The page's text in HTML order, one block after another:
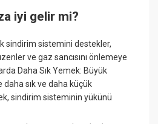
iyi gelir mi?
sindirim sistemini destekler,
ve gaz sancısını önlemeye
Daha Sık Yemek: Büyük
sık ve daha küçük
sindirim sisteminin yükünü